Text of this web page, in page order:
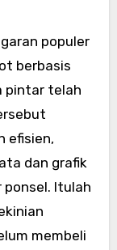
populer
berbasis
pintar telah
efisien,
dan grafik
ponsel. Itulah
membeli